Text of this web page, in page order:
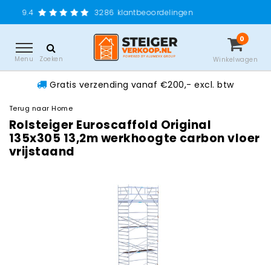
3286 klantbeoordelingen
Menu Zoeken
0
Winkelwagen
Gratis verzending vanaf €200,- excl. btw
Terug naar Home
Rolsteiger Euroscaffold Original
135x305 13,2m werkhoogte carbon vloer
vrijstaand